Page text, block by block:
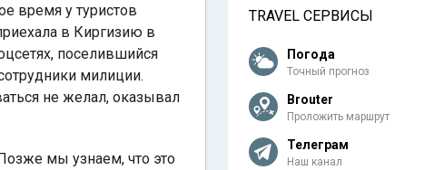
время у туристов
в Киргизию в
поселившийся
милиции.
не желал, оказывал
мы узнаем, что это
TRAVEL СЕРВИСЫ
Погода
Точный прогноз
Brouter
Проложить маршрут
Телеграм
Наш канал